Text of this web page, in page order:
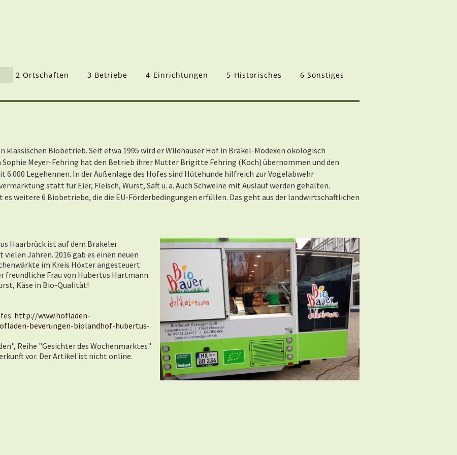
2 Ortschaften 3 Betriebe 4-Einrichtungen 5-Historisches 6 Sonstiges
klassischen Biobetrieb. Seit etwa 1995 wird er Wildhäuser Hof in Brakel-Modexen ökologisch
Meyer-Fehring hat den Betrieb ihrer Mutter Brigitte Fehring (Koch) übernommen und den
Legehennen. In der Außenlage des Hofes sind Hütehunde hilfreich zur Vogelabwehr
statt für Eier, Fleisch, Wurst, Saft u. a. Auch Schweine mit Auslauf werden gehalten.
weitere 6 Biobetriebe, die die EU-Förderbedingungen erfüllen. Das geht aus der landwirtschaftlichen
Haarbrück ist auf dem Brakeler
Jahren. 2016 gab es einen neuen
im Kreis Höxter angesteuert
Frau von Hubertus Hartmann.
Käse in Bio-Qualität!
http://www.hofladen-
beverungen-biolandhof-hubertus-
Reihe "Gesichter des Wochenmarktes".
vor. Der Artikel ist nicht online.